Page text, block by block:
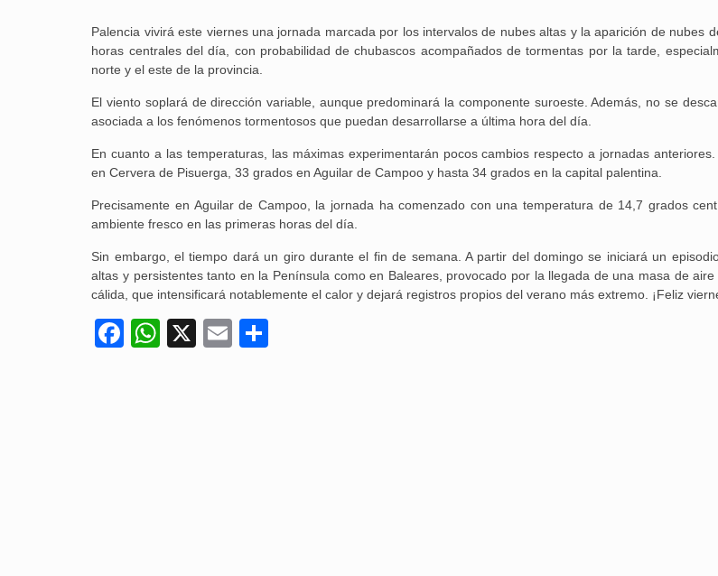
Palencia vivirá este viernes una jornada marcada por los intervalos de nubes altas y la aparición de nubes
horas centrales del día, con probabilidad de chubascos acompañados de tormentas por la tarde,
norte y el este de la provincia.
El viento soplará de dirección variable, aunque predominará la componente suroeste. Además, no se
asociada a los fenómenos tormentosos que puedan desarrollarse a última hora del día.
En cuanto a las temperaturas, las máximas experimentarán pocos cambios respecto a jornadas
en Cervera de Pisuerga, 33 grados en Aguilar de Campoo y hasta 34 grados en la capital palentina.
Precisamente en Aguilar de Campoo, la jornada ha comenzado con una temperatura de 14,7 grados
ambiente fresco en las primeras horas del día.
Sin embargo, el tiempo dará un giro durante el fin de semana. A partir del domingo se iniciará un
altas y persistentes tanto en la Península como en Baleares, provocado por la llegada de una masa de
cálida, que intensificará notablemente el calor y dejará registros propios del verano más extremo. ¡Feliz
Facebook
WhatsApp
X Email